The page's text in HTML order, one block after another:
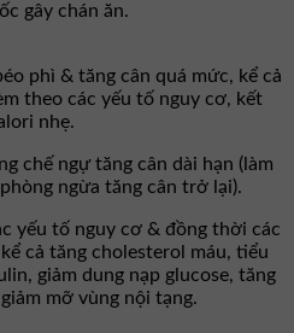
gây chán ăn.
phì & tăng cân quá mức, kể cả
theo các yếu tố nguy cơ, kết
nhẹ.
chế ngự tăng cân dài hạn (làm
ngừa tăng cân trở lại).
yếu tố nguy cơ & đồng thời các
cả tăng cholesterol máu, tiểu
giảm dung nạp glucose, tăng
mỡ vùng nội tạng.